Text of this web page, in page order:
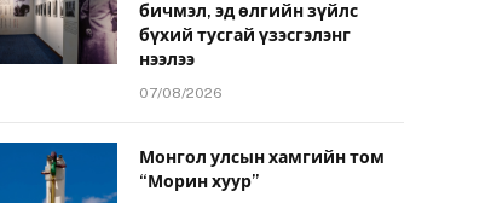
бичмэл, эд өлгийн зүйлс
бүхий тусгай үзэсгэлэнг
нээлээ
07/08/2026
Монгол улсын хамгийн том
“Морин хуур”